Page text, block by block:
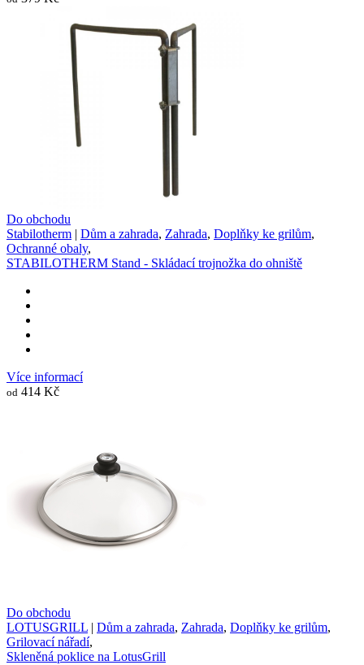
Do obchodu
Stabilotherm | Dům a zahrada, Zahrada, Doplňky ke grilům,
Ochranné obaly,
STABILOTHERM Stand - Skládací trojnožka do ohniště
Více informací
od 414 Kč
Do obchodu
LOTUSGRILL | Dům a zahrada, Zahrada, Doplňky ke grilům,
Grilovací nářadí,
Skleněná poklice na LotusGrill